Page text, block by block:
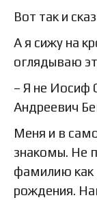
Вот так и
А я сижу на
оглядываю
– Я не Иосиф
Андреевич
Меня и в
знакомы. Не
фамилию как
рождения.